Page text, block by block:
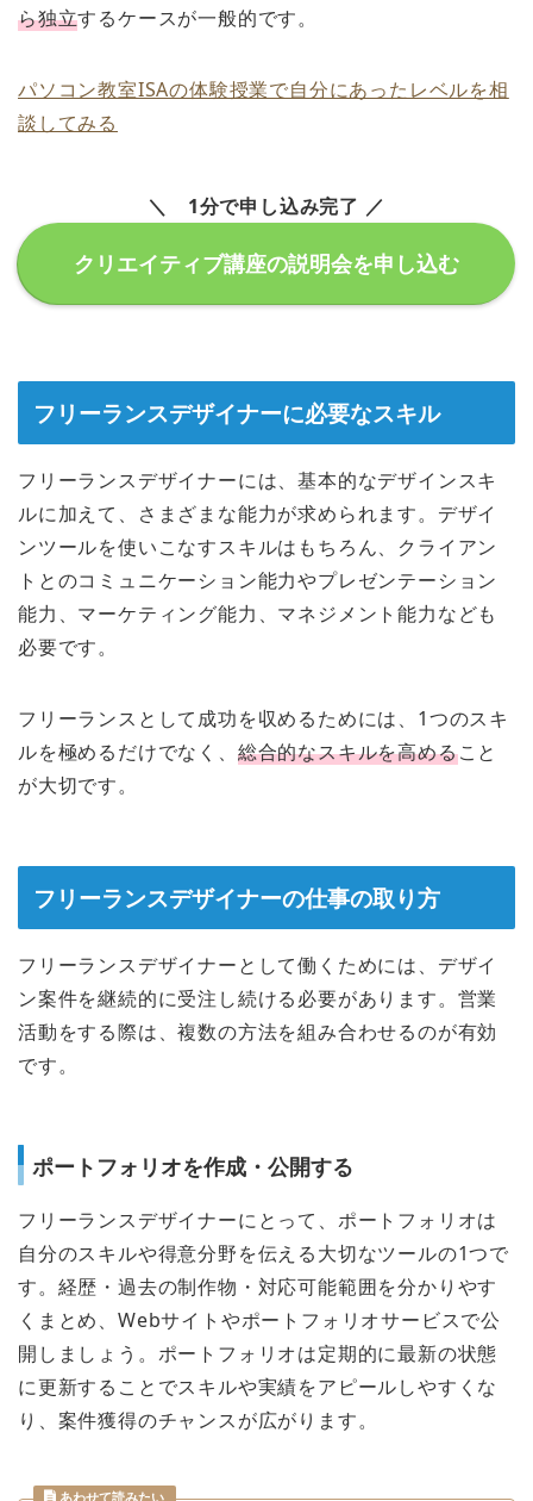
ら独立するケースが一般的です。
パソコン教室ISAの体験授業で自分にあったレベルを相
談してみる
＼ 1分で申し込み完了 ／
クリエイティブ講座の説明会を申し込む
フリーランスデザイナーに必要なスキル
フリーランスデザイナーには、基本的なデザインスキ
ルに加えて、さまざまな能力が求められます。デザイ
ンツールを使いこなすスキルはもちろん、クライアン
トとのコミュニケーション能力やプレゼンテーション
能力、マーケティング能力、マネジメント能力なども
必要です。
フリーランスとして成功を収めるためには、1つのスキ
ルを極めるだけでなく、 総合的なスキルを高めること
が大切です。
フリーランスデザイナーの仕事の取り方
フリーランスデザイナーとして働くためには、デザイ
ン案件を継続的に受注し続ける必要があります。営業
活動をする際は、複数の方法を組み合わせるのが有効
です。
ポートフォリオを作成・公開する
フリーランスデザイナーにとって、ポートフォリオは
自分のスキルや得意分野を伝える大切なツールの1つで
す。経歴・過去の制作物・対応可能範囲を分かりやす
くまとめ、Webサイトやポートフォリオサービスで公
開しましょう。ポートフォリオは定期的に最新の状態
に更新することでスキルや実績をアピールしやすくな
り、案件獲得のチャンスが広がります。